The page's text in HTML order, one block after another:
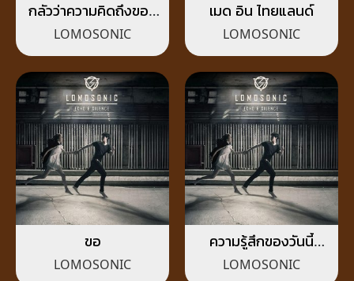
กลัวว่าความคิดถึงของ
ฉันจะทำร้ายเธอ
(AFRAID)
LOMOSONIC
เมด อิน ไทยแลนด์
LOMOSONIC
ขอ
LOMOSONIC
ความรู้สึกของวันนี้
(FELT)
LOMOSONIC